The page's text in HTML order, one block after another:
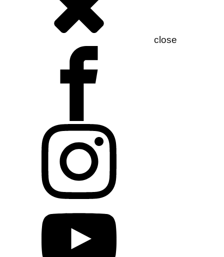
close